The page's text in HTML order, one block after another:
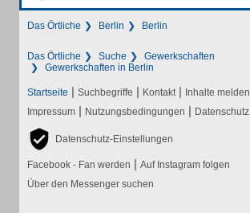
Das Örtliche Berlin Berlin
Das Örtliche Suche
Gewerkschaften
Gewerkschaften in Berlin
Startseite | Suchbegriffe | Kontakt | Inhalte melden
Impressum | Nutzungsbedingungen | Datenschutz
Datenschutz-Einstellungen
Facebook - Fan werden | Auf Instagram folgen
Über den Messenger suchen